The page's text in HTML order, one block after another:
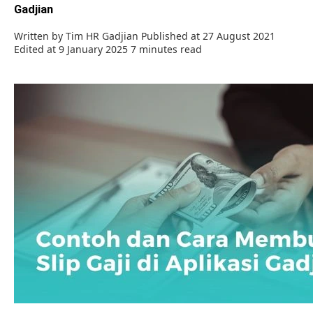
Gadjian
Written by Tim HR Gadjian Published at 27 August 2021
Edited at 9 January 2025 7 minutes read